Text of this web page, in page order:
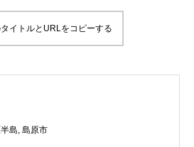
イトルとURLをコピーする
島 島原市